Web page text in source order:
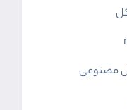
مصنوعی